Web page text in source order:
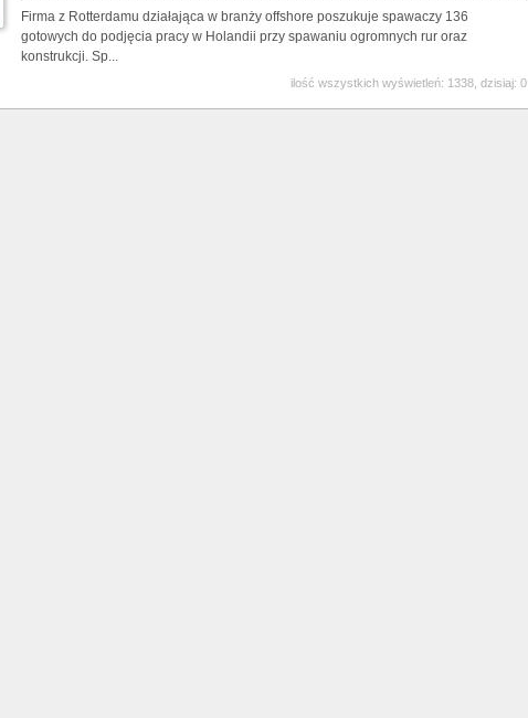
Firma z Rotterdamu działająca w branży offshore poszukuje spawaczy 136
gotowych do podjęcia pracy w Holandii przy spawaniu ogromnych rur oraz
konstrukcji. Sp...
ilość wszystkich wyświetleń: 1338, dzisiaj: 0